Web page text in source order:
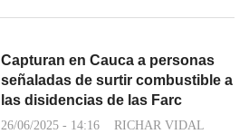
Capturan en Cauca a personas
señaladas de surtir combustible a
las disidencias de las Farc
26/06/2025 - 14:16 RICHAR VIDAL